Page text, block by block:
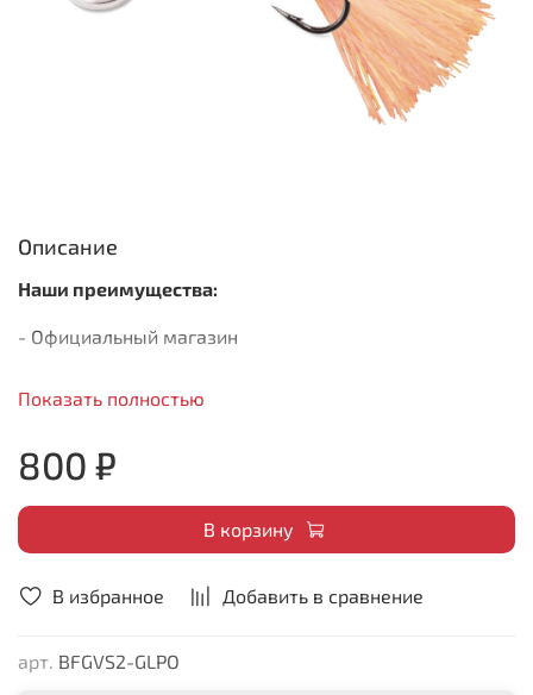
В избранное Добавить в сравнение
арт. BFGVS2-GLPO
Описание
Наши преимущества:
- Официальный магазин
Показать полностью
800 ₽
В корзину